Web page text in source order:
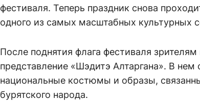
фестиваля. Теперь праздник снова
одного из самых масштабных культурных
После поднятия флага фестиваля
представление «Шэдитэ Алтаргана». В
национальные костюмы и образы,
бурятского народа.